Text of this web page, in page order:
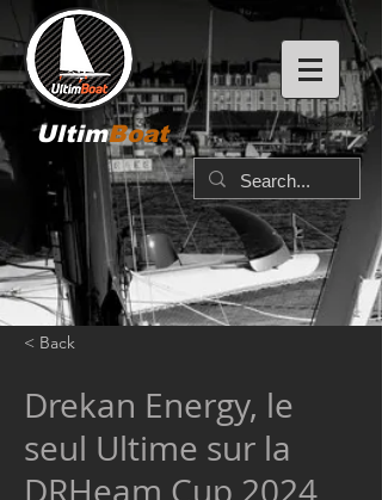
UltimBoat
< Back
Drekan Energy, le
seul Ultime sur la
DRHeam Cup 2024